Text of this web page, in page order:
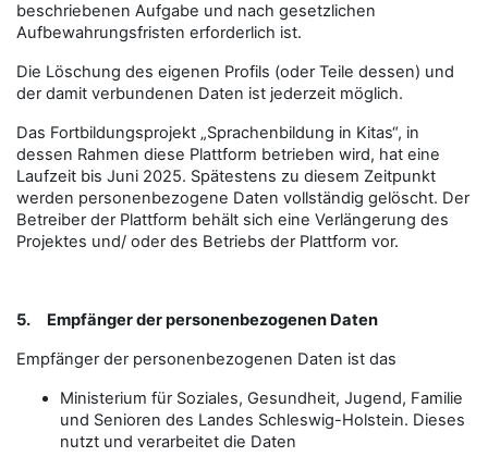
beschriebenen Aufgabe und nach gesetzlichen
Aufbewahrungsfristen erforderlich ist.
Die Löschung des eigenen Profils (oder Teile dessen) und
der damit verbundenen Daten ist jederzeit möglich.
Das Fortbildungsprojekt „Sprachenbildung in Kitas“, in
dessen Rahmen diese Plattform betrieben wird, hat eine
Laufzeit bis Juni 2025. Spätestens zu diesem Zeitpunkt
werden personenbezogene Daten vollständig gelöscht. Der
Betreiber der Plattform behält sich eine Verlängerung des
Projektes und/ oder des Betriebs der Plattform vor.
5. Empfänger der personenbezogenen Daten
Empfänger der personenbezogenen Daten ist das
Ministerium für Soziales, Gesundheit, Jugend, Familie
und Senioren des Landes Schleswig-Holstein. Dieses
nutzt und verarbeitet die Daten